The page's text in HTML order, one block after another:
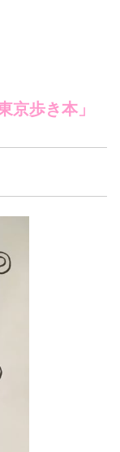
京歩き本」